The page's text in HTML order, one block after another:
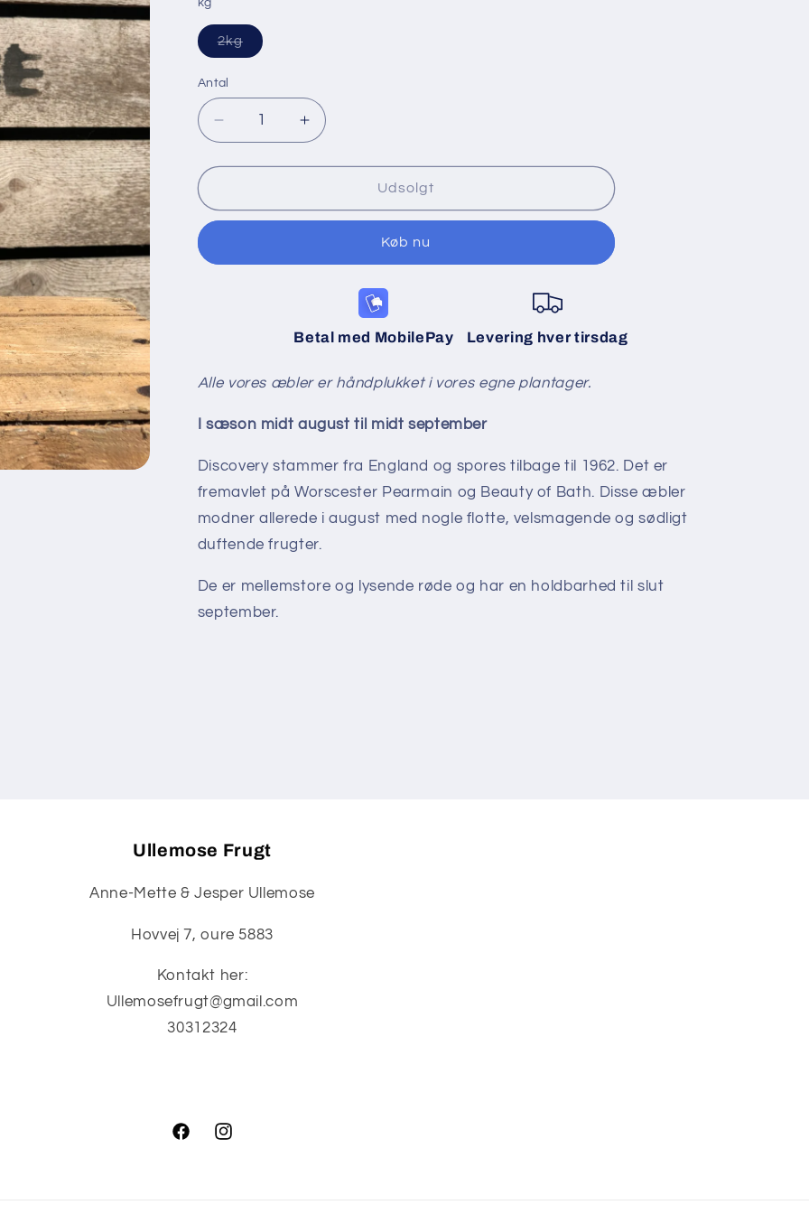
kg
2kgVarianten
er
Antal
Reducer
antallet
for
Øg
antallet
for
DiskoveryUdsolgt
Køb nu
Betal med MobilePay Levering hver tirsdag
Alle vores æbler er håndplukket i vores egne plantager.
I sæson midt august til midt september
Discovery stammer fra England og spores tilbage til 1962. Det er
fremavlet på Worscester Pearmain og Beauty of Bath. Disse æbler
modner allerede i august med nogle flotte, velsmagende og sødligt
duftende frugter.
De er mellemstore og lysende røde og har en holdbarhed til slut
september.
Ullemose Frugt
Anne-Mette & Jesper Ullemose
Hovvej 7, oure 5883
Kontakt her:
Ullemosefrugt@gmail.com
30312324
FacebookInstagram